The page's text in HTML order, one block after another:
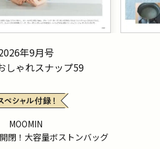
年9月号
しゃれスナップ59
MOOMIN
閉！大容量ボストンバッグ